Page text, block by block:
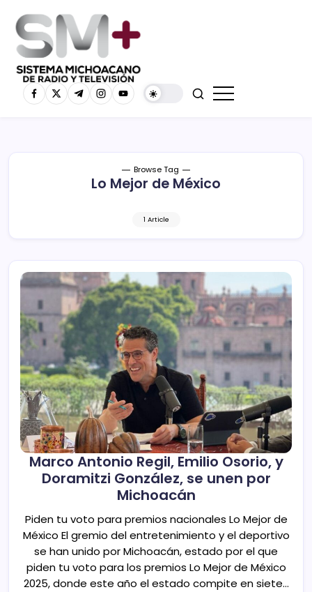
Browse Tag
Lo Mejor de México
1 Article
Marco Antonio Regil, Emilio Osorio, y
Doramitzi González, se unen por
Michoacán
Piden tu voto para premios nacionales Lo Mejor de
México El gremio del entretenimiento y el deportivo
se han unido por Michoacán, estado por el que
piden tu voto para los premios Lo Mejor de México
2025, donde este año el estado compite en siete…